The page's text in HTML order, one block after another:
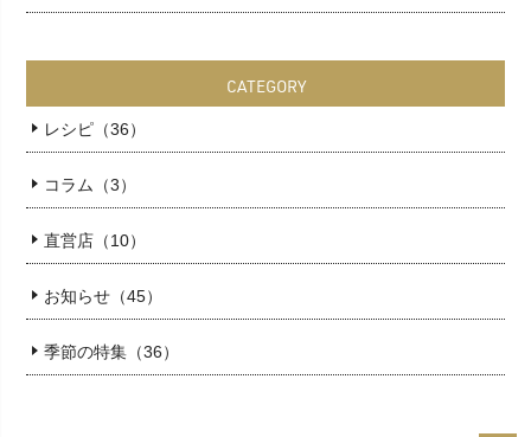
CATEGORY
レシピ（36）
コラム（3）
直営店（10）
お知らせ（45）
季節の特集（36）